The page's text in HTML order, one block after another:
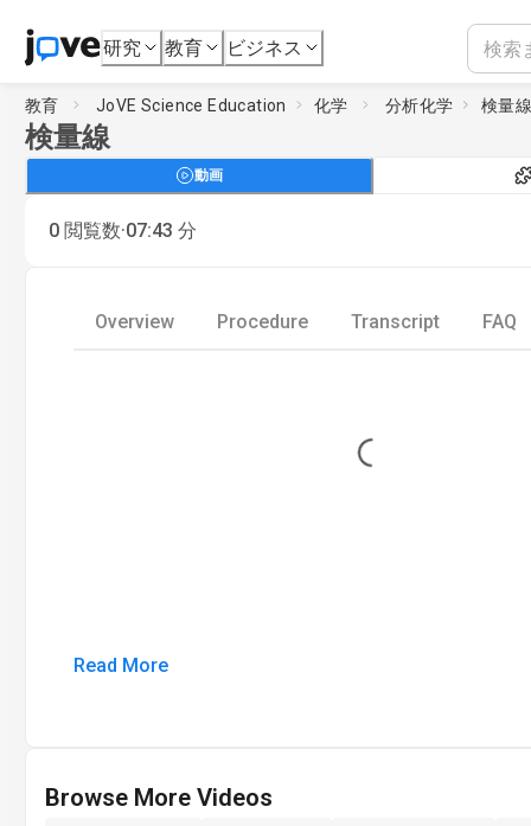
研究 教育 ビジネス
教育 JoVE Science Education 化学 分析化学 検量
検量線
動画
0 閲覧数·07:43 分
Overview Procedure Transcript FAQ
Loading...
Read More
Browse More Videos